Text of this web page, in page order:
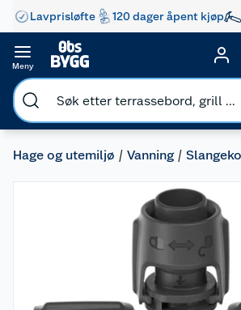
Lavprisløfte 120 dager åpent kjøp
Meny
Hage og utemiljø Vanning